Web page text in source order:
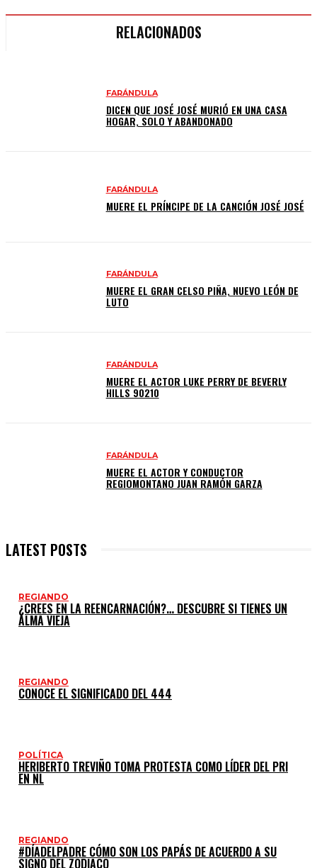
RELACIONADOS
FARÁNDULA
DICEN QUE JOSÉ JOSÉ MURIÓ EN UNA CASA
HOGAR, SOLO Y ABANDONADO
FARÁNDULA
MUERE EL PRÍNCIPE DE LA CANCIÓN JOSÉ JOSÉ
FARÁNDULA
MUERE EL GRAN CELSO PIÑA, NUEVO LEÓN DE
LUTO
FARÁNDULA
MUERE EL ACTOR LUKE PERRY DE BEVERLY
HILLS 90210
FARÁNDULA
MUERE EL ACTOR Y CONDUCTOR
REGIOMONTANO JUAN RAMÓN GARZA
LATEST POSTS
REGIANDO
¿CREES EN LA REENCARNACIÓN?… DESCUBRE SI TIENES UN
ALMA VIEJA
REGIANDO
CONOCE EL SIGNIFICADO DEL 444
POLÍTICA
HERIBERTO TREVIÑO TOMA PROTESTA COMO LÍDER DEL PRI
EN NL
REGIANDO
#DÍADELPADRE CÓMO SON LOS PAPÁS DE ACUERDO A SU
SIGNO DEL ZODIACO